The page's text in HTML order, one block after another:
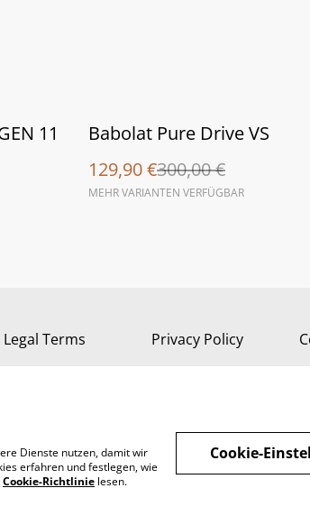
11
%
Babolat Pure Drive VS
129,90 €300,00 €
MEHR VARIANTEN VERFÜGBAR
Legal Terms Privacy Policy
Dienste nutzen, damit wir
erfahren und festlegen, wie
Cookie-Richtlinie lesen.
Cookie-